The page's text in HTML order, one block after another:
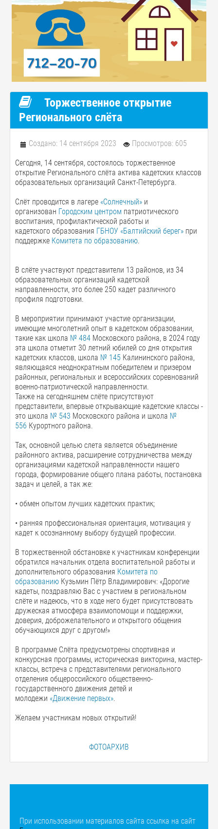
Торжественное открытие
Регионального слёта
Создано: 14 сентября 2023 Просмотров: 605
Сегодня, 14 сентября, состоялось торжественное
открытие Регионального слёта актива кадетских классов
образовательных организаций Санкт-Петербурга.
Слёт проводится в лагере «Солнечный» и
организован Городским центром патриотического
воспитания, профилактической работы и
кадетского образования ГБНОУ «Балтийский берег» при
поддержке Комитета по образованию.
В слёте участвуют представители 13 районов, из 34
образовательных организаций кадетской
направленности, это более 250 кадет различного
профиля подготовки.
В мероприятии принимают участие организации,
имеющие многолетний опыт в кадетском образовании,
такие как школа № 484 Московского района, в 2024 году
эта школа отметит 30 летний юбилей со дня открытия
кадетских классов, школа № 145 Калининского района,
являющаяся неоднократным победителем и призером
районных, региональных и всероссийских соревнований
военно-патриотической направленности.
Также на сегодняшнем слёте присутствуют
представители, впервые открывающие кадетские классы -
это школа № 543 Московского района и школа №
556 Курортного района.
Так, основной целью слета является объединение
районного актива, расширение сотрудничества между
организациями кадетской направленности нашего
города, формирование общего плана работы, постановка
задач и целей, а так же:
• обмен опытом лучших кадетских практик;
• ранняя профессиональная ориентация, мотивация у
кадет к осознанному выбору будущей профессии.
В торжественной обстановке к участникам конференции
обратился начальник отдела воспитательной работы и
дополнительного образования Комитета по
образованию Кузьмин Пётр Владимирович: «Дорогие
кадеты, поздравляю Вас с участием в региональном
слёте и надеюсь, что в ходе него будет присутствовать
дружеская атмосфера взаимопомощи и поддержки,
доверия, доброжелательного и открытого общения
обучающихся друг с другом!»
В программе Слёта предусмотрены спортивная и
конкурсная программы, историческая викторина, мастер-
классы, встреча с представителями регионального
отделения общероссийского общественно-
государственного движения детей и
молодежи «Движение первых».
Желаем участникам новых открытий!
ФОТОАРХИВ
При использовании материалов сайта ссылка на сайт